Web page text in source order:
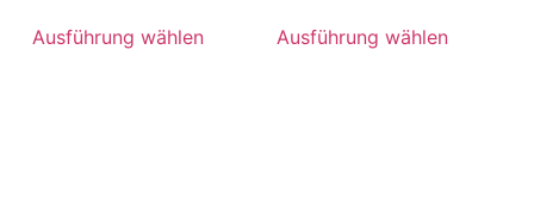
Ausführung wählen Ausführung wählen